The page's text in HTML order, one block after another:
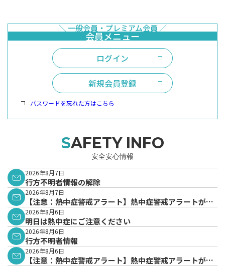
ログイン
新規会員登録
パスワードを忘れた方はこちら
SAFETY INFO
安全安心情報
2026年8月7日
行方不明者情報の解除
2026年8月7日
【注意：熱中症警戒アラート】熱中症警戒アラートが発
表されています。
2026年8月6日
明日は熱中症にご注意ください
2026年8月6日
行方不明者情報
2026年8月6日
【注意：熱中症警戒アラート】熱中症警戒アラートが発